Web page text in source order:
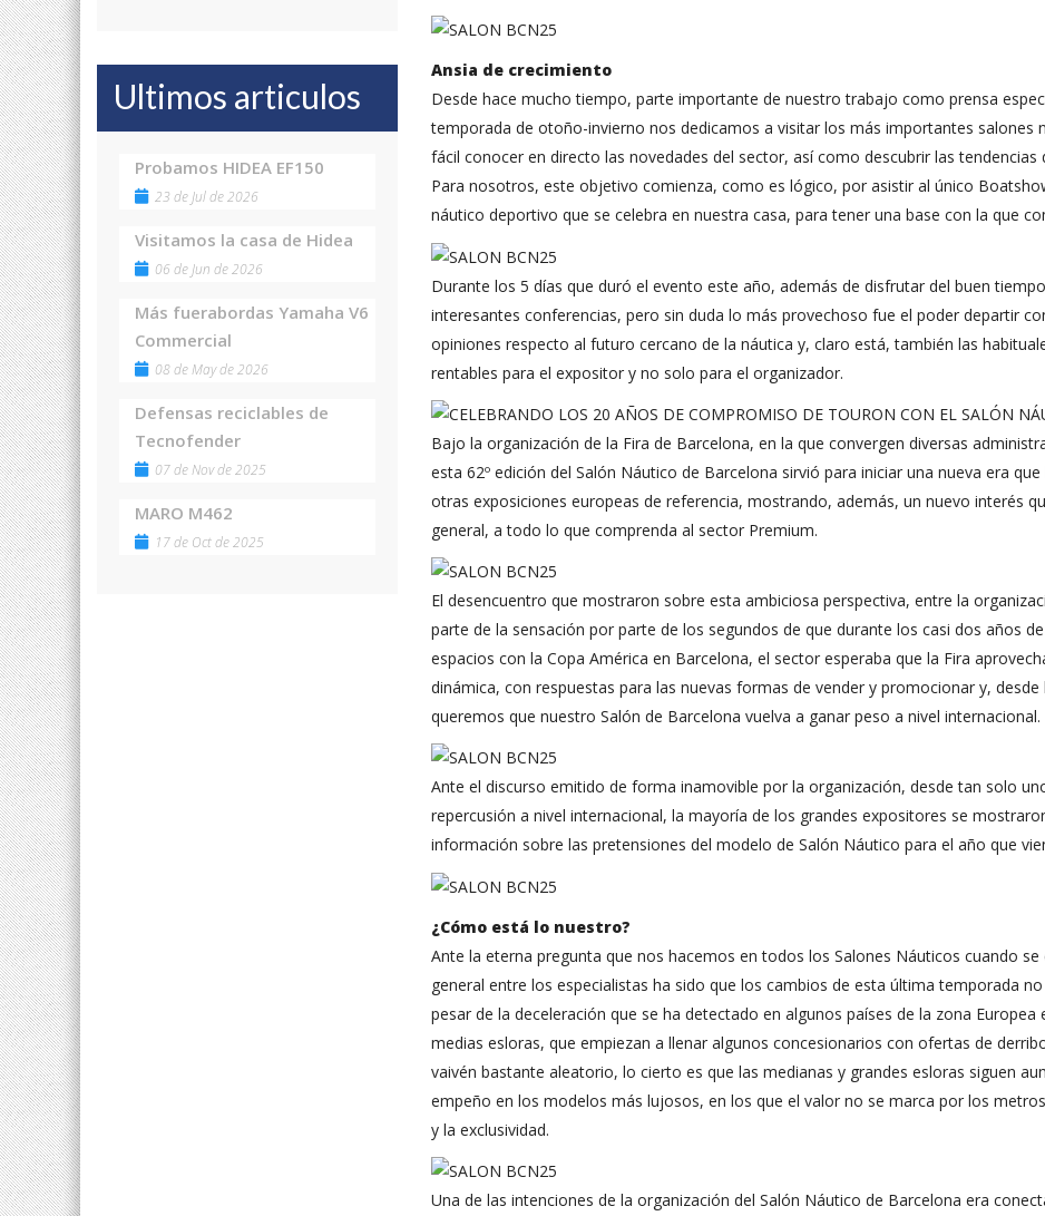
Ultimos articulos
Probamos HIDEA EF150
23 de Jul de 2026
Visitamos la casa de Hidea
06 de Jun de 2026
Más fuerabordas Yamaha V6
Commercial
08 de May de 2026
Defensas reciclables de
Tecnofender
07 de Nov de 2025
MARO M462
17 de Oct de 2025
Ansia de crecimiento
Desde hace mucho tiempo, parte importante de nuestro trabajo como prensa
temporada de otoño-invierno nos dedicamos a visitar los más importantes salones
fácil conocer en directo las novedades del sector, así como descubrir las tendencias
Para nosotros, este objetivo comienza, como es lógico, por asistir al único
náutico deportivo que se celebra en nuestra casa, para tener una base con la que
Durante los 5 días que duró el evento este año, además de disfrutar del buen
interesantes conferencias, pero sin duda lo más provechoso fue el poder departir
opiniones respecto al futuro cercano de la náutica y, claro está, también las
rentables para el expositor y no solo para el organizador.
Bajo la organización de la Fira de Barcelona, en la que convergen diversas
esta 62º edición del Salón Náutico de Barcelona sirvió para iniciar una nueva era
otras exposiciones europeas de referencia, mostrando, además, un nuevo interés
general, a todo lo que comprenda al sector Premium.
El desencuentro que mostraron sobre esta ambiciosa perspectiva, entre la
parte de la sensación por parte de los segundos de que durante los casi dos años
espacios con la Copa América en Barcelona, el sector esperaba que la Fira
dinámica, con respuestas para las nuevas formas de vender y promocionar y,
queremos que nuestro Salón de Barcelona vuelva a ganar peso a nivel internacional.
Ante el discurso emitido de forma inamovible por la organización, desde tan solo
repercusión a nivel internacional, la mayoría de los grandes expositores se
información sobre las pretensiones del modelo de Salón Náutico para el año que
¿Cómo está lo nuestro?
Ante la eterna pregunta que nos hacemos en todos los Salones Náuticos cuando
general entre los especialistas ha sido que los cambios de esta última temporada
pesar de la deceleración que se ha detectado en algunos países de la zona
medias esloras, que empiezan a llenar algunos concesionarios con ofertas de
vaivén bastante aleatorio, lo cierto es que las medianas y grandes esloras siguen
empeño en los modelos más lujosos, en los que el valor no se marca por los
y la exclusividad.
Una de las intenciones de la organización del Salón Náutico de Barcelona era